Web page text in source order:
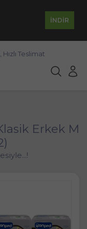
İNDİR
Teslimat
Erkek M